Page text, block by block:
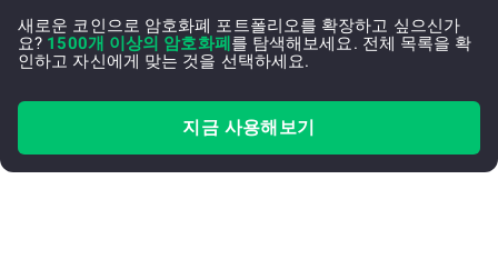
새로운 코인으로 암호화폐 포트폴리오를 확장하고 싶으신가
요? 1500개 이상의 암호화폐 를 탐색해보세요. 전체 목록을 확
인하고 자신에게 맞는 것을 선택하세요.
지금 사용해보기